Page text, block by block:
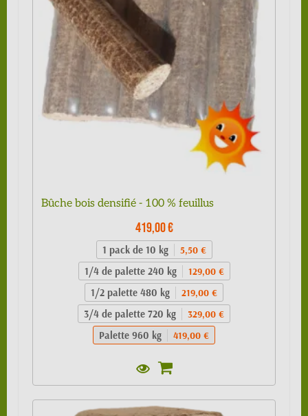
Bûche bois densifié - 100 % feuillus
419,00 €
1 pack de 10 kg 5,50 €
1/4 de palette 240 kg 129,00 €
1/2 palette 480 kg 219,00 €
3/4 de palette 720 kg 329,00 €
Palette 960 kg 419,00 €